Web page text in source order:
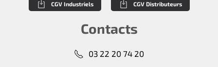
CGV Industriels CGV Distributeurs
Contacts
03 22 20 74 20